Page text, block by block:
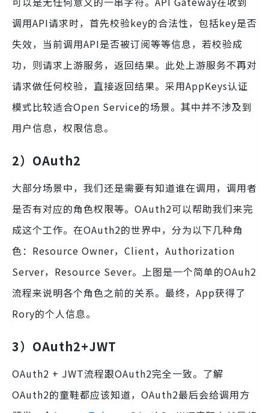
调用API请求时，首先校验key的合法性，包括key是否
失效，当前调用API是否被订阅等等信息，若校验成
功，则请求上游服务，返回结果。此处上游服务不再对
请求做任何校验，直接返回结果。采用AppKeys认证
模式比较适合Open Service的场景。其中并不涉及到
用户信息，权限信息。
2）OAuth2
大部分场景中，我们还是需要有知道谁在调用，调用者
是否有对应的角色权限等。OAuth2可以帮助我们来完
成这个工作。在OAuth2的世界中，分为以下几种角
色：Resource Owner，Client，Authorization
Server，Resource Sever。上图是一个简单的OAuh2
流程来说明各个角色之前的关系。最终，App获得了
Rory的个人信息。
3）OAuth2+JWT
OAuth2 + JWT流程跟OAuth2完全一致。了解
OAuth2的童鞋都应该知道，OAuth2最后会给调用方